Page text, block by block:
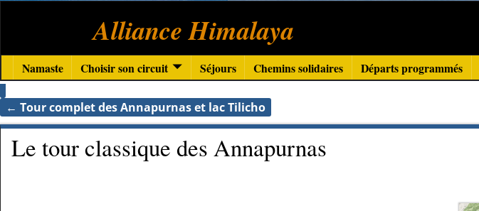
Alliance Himalaya
Namaste Choisir son circuit Séjours Chemins solidaires Départs programmés
Navigation des articles
← Tour complet des Annapurnas et lac Tilicho
Le tour classique des Annapurnas